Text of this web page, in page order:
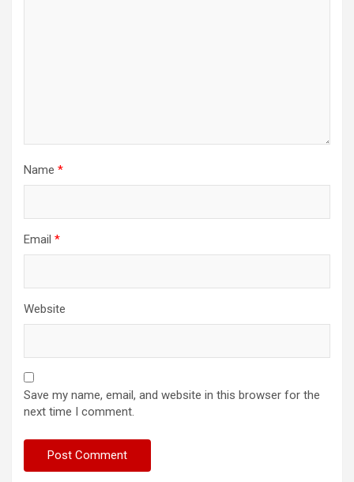
Name *
Email *
Website
Save my name, email, and website in this browser for the
next time I comment.